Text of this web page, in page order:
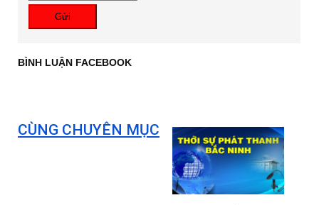
Gửi
BÌNH LUẬN FACEBOOK
CÙNG CHUYÊN MỤC